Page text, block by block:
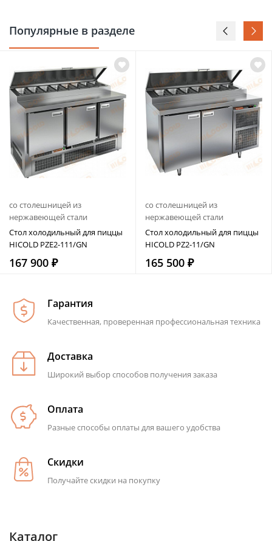
Популярные в разделе
со столешницей из
нержавеющей стали
Стол холодильный для пиццы
HICOLD PZE2-111/GN
167 900 ₽
со столешницей из
нержавеющей стали
Стол холодильный для пиццы
HICOLD PZ2-11/GN
165 500 ₽
Гарантия
Качественная, проверенная профессиональная техника
Доставка
Широкий выбор способов получения заказа
Оплата
Разные способы оплаты для вашего удобства
Скидки
Получайте скидки на покупку
Каталог